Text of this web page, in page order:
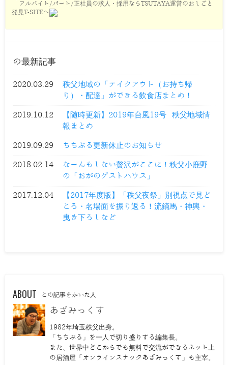
アルバイト/パート/正社員の求人・採用ならTSUTAYA運営のおしごと
発見T-SITEへ
の最新記事
2020.03.29
秩父地域の「テイクアウト（お持ち帰
り）・配達」ができる飲食店まとめ！
2019.10.12
【随時更新】2019年台風19号 秩父地域情
報まとめ
2019.09.29 ちちぶる更新休止のお知らせ
2018.02.14
なーんもしない贅沢がここに！秩父小鹿野
の「おがのゲストハウス」
2017.12.04
【2017年度版】「秩父夜祭」別視点で見ど
ころ・名場面を振り返る！流鏑馬・神輿・
曳き下ろしなど
ABOUT この記事をかいた人
あざみっくす
1982年埼玉秩父出身。
「ちちぶる」を一人で切り盛りする編集長。
また、世界中どこからでも無料で交流ができるネット上
の居酒屋「オンラインスナックあざみっくす」も主宰。